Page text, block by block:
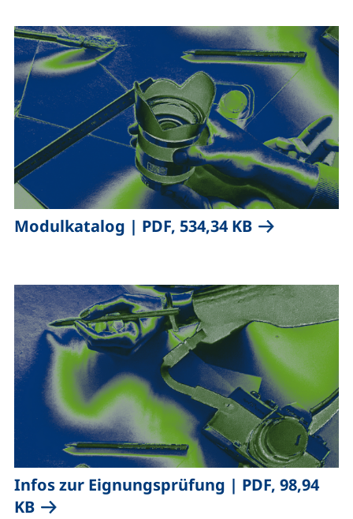
Modulkatalog | PDF, 534,34 KB(öffnet
Infos zur Eignungsprüfung | PDF, 98,94
KB(öffnet neues Fenster), (nicht